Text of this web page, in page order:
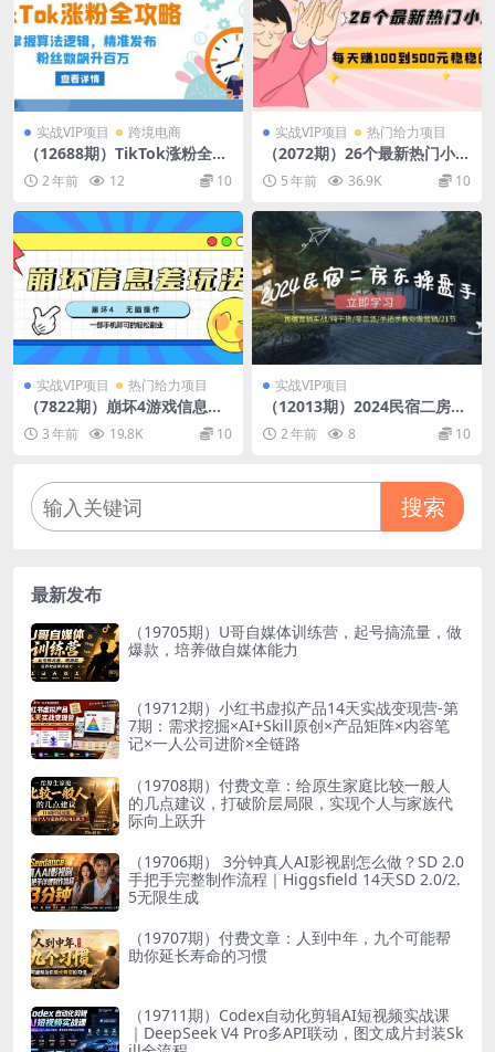
实战VIP项目 跨境电商
（12688期）TikTok涨粉全攻
略：掌握算法逻辑，精准发
布，粉丝数飙升百万
2 年前 12 10
实战VIP项目 热门给力项目
（2072期）26个最新热门小项
目：每天赚100到500元稳稳
的，适合副业操作！
5 年前 36.9K 10
实战VIP项目 热门给力项目
（7822期）崩坏4游戏信息差
玩法，无脑操作，一部手机收
益无上限（附渠道)
3 年前 19.8K 10
实战VIP项目
（12013期）2024民宿二房东
操盘手 民宿营销实战/纯干货/
零忽悠/手把手教你做营销/21
2 年前 8 10
搜索
最新发布
（19705期）U哥自媒体训练营，起号搞流量，做
爆款，培养做自媒体能力
（19712期）小红书虚拟产品14天实战变现营-第
7期：需求挖掘×AI+Skill原创×产品矩阵×内容笔
记×一人公司进阶×全链路
（19708期）付费文章：给原生家庭比较一般人
的几点建议，打破阶层局限，实现个人与家族代
际向上跃升
（19706期） 3分钟真人AI影视剧怎么做？SD 2.0
手把手完整制作流程｜Higgsfield 14天SD 2.0/2.
5无限生成
（19707期）付费文章：人到中年，九个可能帮
助你延长寿命的习惯
（19711期）Codex自动化剪辑AI短视频实战课
｜DeepSeek V4 Pro多API联动，图文成片封装Sk